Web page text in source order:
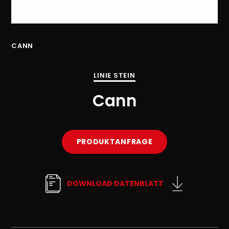
CANN
LINIE STEIN
Cann
PRODUKTANFRAGE
DOWNLOAD DATENBLATT